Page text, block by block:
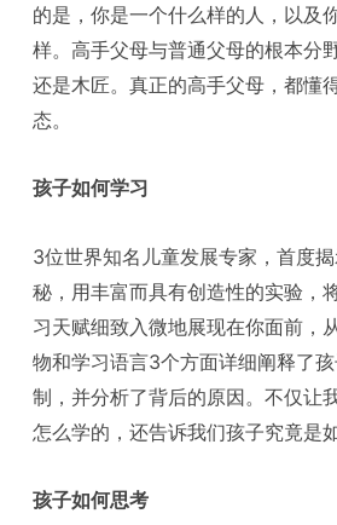
的是，你是一个什么样的人，以及
样。高手父母与普通父母的根本分
还是木匠。真正的高手父母，都懂
态。
孩子如何学习
3位世界知名儿童发展专家，首度
秘，用丰富而具有创造性的实验，
习天赋细致入微地展现在你面前，
物和学习语言3个方面详细阐释了
制，并分析了背后的原因。不仅让
怎么学的，还告诉我们孩子究竟是
孩子如何思考